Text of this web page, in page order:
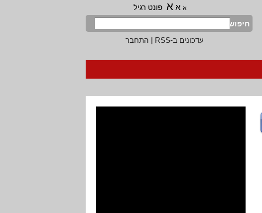
א א א פונט רגיל
חיפוש
עדכונים ב-RSS
| התחבר